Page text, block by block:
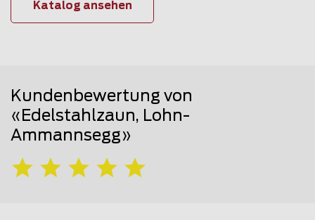
Katalog ansehen
Kundenbewertung von
«Edelstahlzaun, Lohn-
Ammannsegg»